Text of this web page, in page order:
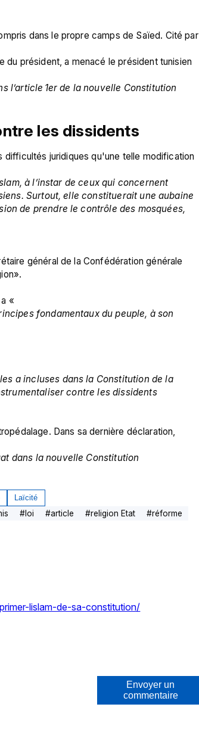
dans le propre camps de Saïed. Cité par
du président, a menacé le président tunisien
l’article 1er de la nouvelle Constitution
les dissidents
difficultés juridiques qu'une telle modification
à l’instar de ceux qui concernent
Surtout, elle constituerait une aubaine
de prendre le contrôle des mosquées,
général de la Confédération générale
«
fondamentaux du peuple, à son
a incluses dans la Constitution de la
contre les dissidents
Dans sa dernière déclaration,
dans la nouvelle Constitution
Laïcité
#loi #article #religion Etat #réforme
lislam-de-sa-constitution/
Envoyer un
commentaire